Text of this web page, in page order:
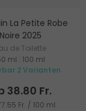
La Petite Robe
Noire 2025
de Toilette
ml
100 ml
2 Varianten
38.80 Fr.
Fr. / 100 ml